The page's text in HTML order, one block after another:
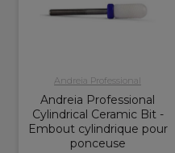
Andreia Professional
Andreia Professional
Cylindrical Ceramic Bit -
Embout cylindrique pour
ponceuse